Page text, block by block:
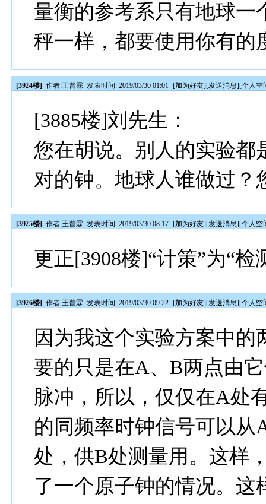
量衡的参考系只有地球一
秤一样，都要使用你有的
[3924楼] 作者:王普霖 发表时间: 2019/03/30 01:01 [加为好友][发送消息][个人空
[3885楼]刘先生：
您在胡说。别人的实验都
对的钟。地球人谁做过？
[3925楼] 作者:王普霖 发表时间: 2019/03/30 08:17 [加为好友][发送消息][个人空
更正[3908楼]“计策”为“检
[3926楼] 作者:王普霖 发表时间: 2019/03/30 09:22 [加为好友][发送消息][个人空
因为我这个实验方案中
要的只是在A、B两点由
脉冲，所以，仅仅在A处
的同频率时钟信号可以
处，供B处测量用。这样
了一个原子钟的情况。